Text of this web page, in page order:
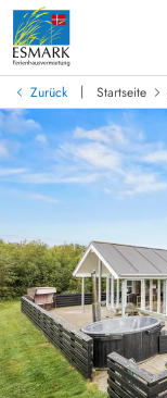
Zurück | Startseite